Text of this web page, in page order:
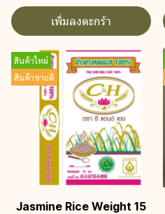
เพิ่มลงตะกร้า
สินค้าใหม่
สินค้าขายดี
Jasmine Rice Weight 15